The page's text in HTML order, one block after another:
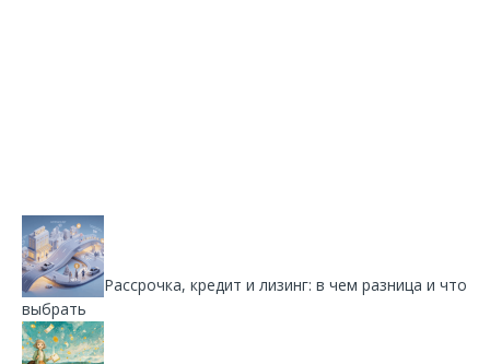
Рассрочка, кредит и лизинг: в чем разница и что
выбрать